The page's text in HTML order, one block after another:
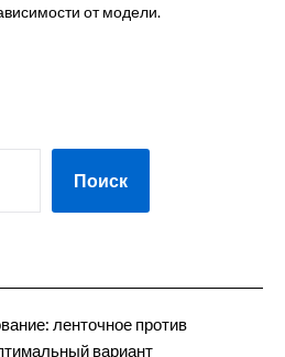
от модели.
Поиск
ленточное против
вариант